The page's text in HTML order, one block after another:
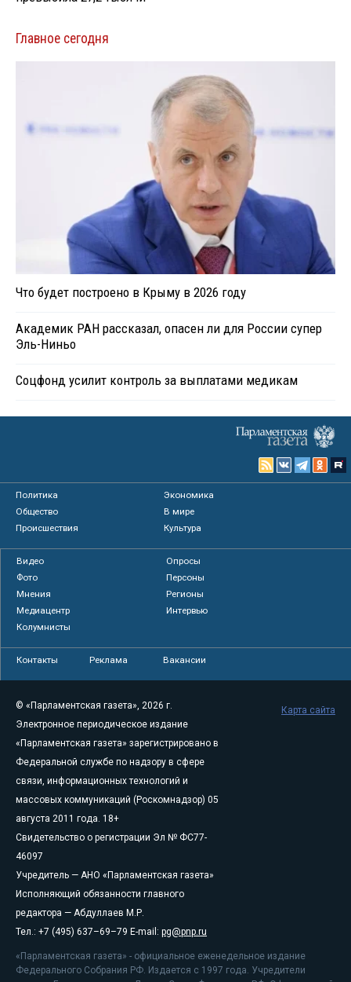
Главное сегодня
Что будет построено в Крыму в 2026 году
Академик РАН рассказал, опасен ли для России супер
Эль-Ниньо
Соцфонд усилит контроль за выплатами медикам
Политика
Экономика
Общество
В мире
Происшествия
Культура
Видео
Опросы
Фото
Персоны
Мнения
Регионы
Медиацентр
Интервью
Колумнисты
Контакты Реклама Вакансии
© «Парламентская газета», 2026 г.
Электронное периодическое издание
«Парламентская газета» зарегистрировано в
Федеральной службе по надзору в сфере
связи, информационных технологий и
массовых коммуникаций (Роскомнадзор) 05
августа 2011 года. 18+
Свидетельство о регистрации Эл № ФС77-
46097
Учредитель — АНО «Парламентская газета»
Исполняющий обязанности главного
редактора — Абдуллаев М.Р.
Тел.: +7 (495) 637–69–79 E-mail: pg@pnp.ru
«Парламентская газета» - официальное еженедельное издание
Федерального Собрания РФ. Издается с 1997 года. Учредители
Карта сайта